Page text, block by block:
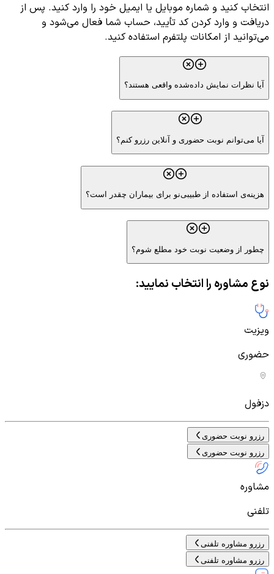
انتخاب کنید و شماره موبایل یا ایمیل خود را وارد کنید. پس از
دریافت و وارد کردن کد تأیید، حساب شما فعال می‌شود و
می‌توانید از امکانات پلتفرم استفاده کنید.
آیا نظرات نمایش داده‌شده واقعی هستند؟
آیا می‌توانم نوبت حضوری و آنلاین رزرو کنم؟
هزینه‌ی استفاده از طبیبی‌نو برای بیماران چقدر است؟
چطور از وضعیت نوبت خود مطلع شوم؟
نوع مشاوره را انتخاب نمایید:
ویزیت
حضوری
دزفول
رزرو نوبت حضوری
رزرو نوبت حضوری
مشاوره
تلفنی
رزرو مشاوره تلفنی
رزرو مشاوره تلفنی